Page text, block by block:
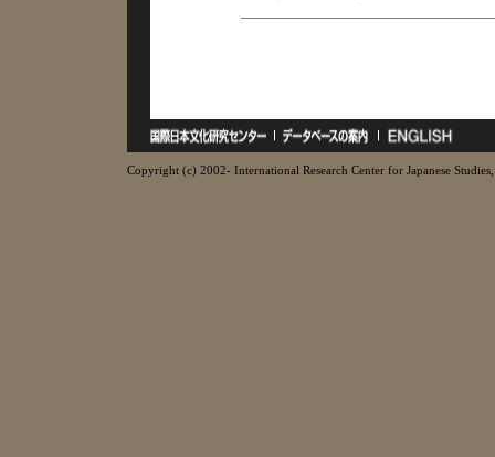
Copyright (c) 2002- International Research Center for Japanese